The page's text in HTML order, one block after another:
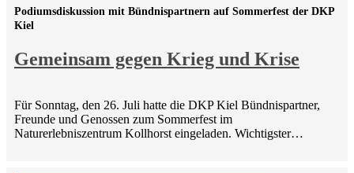
Gemeinsam gegen Krieg und Krise
Podiumsdiskussion mit Bündnispartnern auf Sommerfest der DKP
Kiel
Für Sonntag, den 26. Juli hatte die DKP Kiel Bündnispartner,
Freunde und Genossen zum Sommerfest im
Naturerlebniszentrum Kollhorst eingeladen. Wichtigster…